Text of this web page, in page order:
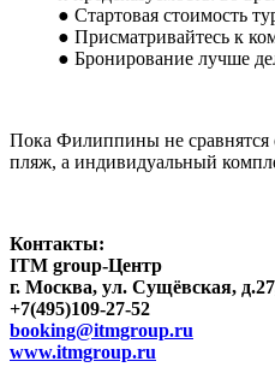
● Стартовая стоимость
● Присматривайтесь к
● Бронирование лучше
Пока Филиппины не сравнятся
пляж, а индивидуальный
Контакты:
ITM group-Центр
г. Москва, ул. Сущёвская,
+7(495)109-27-52
booking@itmgroup.ru
www.itmgroup.ru